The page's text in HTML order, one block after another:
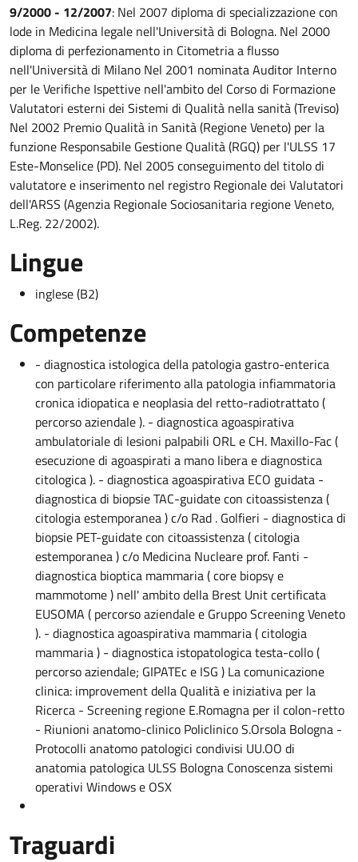
9/2000 - 12/2007: Nel 2007 diploma di specializzazione con
lode in Medicina legale nell'Università di Bologna. Nel 2000
diploma di perfezionamento in Citometria a flusso
nell'Università di Milano Nel 2001 nominata Auditor Interno
per le Verifiche Ispettive nell'ambito del Corso di Formazione
Valutatori esterni dei Sistemi di Qualità nella sanità (Treviso)
Nel 2002 Premio Qualità in Sanità (Regione Veneto) per la
funzione Responsabile Gestione Qualità (RGQ) per l'ULSS 17
Este-Monselice (PD). Nel 2005 conseguimento del titolo di
valutatore e inserimento nel registro Regionale dei Valutatori
dell'ARSS (Agenzia Regionale Sociosanitaria regione Veneto,
L.Reg. 22/2002).
Lingue
inglese (B2)
Competenze
- diagnostica istologica della patologia gastro-enterica
con particolare riferimento alla patologia infiammatoria
cronica idiopatica e neoplasia del retto-radiotrattato (
percorso aziendale ). - diagnostica agoaspirativa
ambulatoriale di lesioni palpabili ORL e CH. Maxillo-Fac (
esecuzione di agoaspirati a mano libera e diagnostica
citologica ). - diagnostica agoaspirativa ECO guidata -
diagnostica di biopsie TAC-guidate con citoassistenza (
citologia estemporanea ) c/o Rad . Golfieri - diagnostica di
biopsie PET-guidate con citoassistenza ( citologia
estemporanea ) c/o Medicina Nucleare prof. Fanti -
diagnostica bioptica mammaria ( core biopsy e
mammotome ) nell' ambito della Brest Unit certificata
EUSOMA ( percorso aziendale e Gruppo Screening Veneto
). - diagnostica agoaspirativa mammaria ( citologia
mammaria ) - diagnostica istopatologica testa-collo (
percorso aziendale; GIPATEc e ISG ) La comunicazione
clinica: improvement della Qualità e iniziativa per la
Ricerca - Screening regione E.Romagna per il colon-retto
- Riunioni anatomo-clinico Policlinico S.Orsola Bologna -
Protocolli anatomo patologici condivisi UU.OO di
anatomia patologica ULSS Bologna Conoscenza sistemi
operativi Windows e OSX
Traguardi